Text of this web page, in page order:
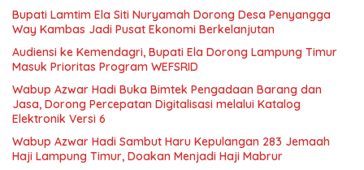
Bupati Lamtim Ela Siti Nuryamah Dorong Desa Penyangga
Way Kambas Jadi Pusat Ekonomi Berkelanjutan
Audiensi ke Kemendagri, Bupati Ela Dorong Lampung Timur
Masuk Prioritas Program WEFSRID
Wabup Azwar Hadi Buka Bimtek Pengadaan Barang dan
Jasa, Dorong Percepatan Digitalisasi melalui Katalog
Elektronik Versi 6
Wabup Azwar Hadi Sambut Haru Kepulangan 283 Jemaah
Haji Lampung Timur, Doakan Menjadi Haji Mabrur